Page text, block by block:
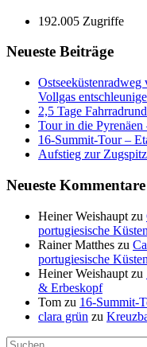
192.005 Zugriffe
Neueste Beiträge
Vollgas
2,5 Tage
Tour in die Pyrenäen
16‑Summit‑Tour –
Aufstieg zur
Neueste Kommentare
Heiner Weishaupt zu
portugiesische
Rainer Matthes zu
portugiesische
Heiner Weishaupt zu
& Erbeskopf
Tom zu
clara grün zu
Suchen